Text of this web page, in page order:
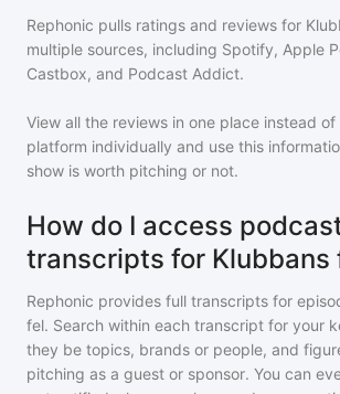
Rephonic pulls ratings and reviews for
multiple sources, including Spotify, Apple
Castbox, and Podcast Addict.
View all the reviews in one place instead
platform individually and use this
show is worth pitching or not.
How do I access
transcripts for Klubbans
Rephonic provides full transcripts for
fel. Search within each transcript for your
they be topics, brands or people, and
pitching as a guest or sponsor. You can